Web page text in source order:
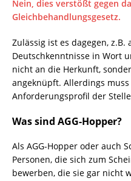
Nein, dies verstößt gegen
Gleichbehandlungsgesetz.
Zulässig ist es dagegen, z.B.
Deutschkenntnisse in Wort
nicht an die Herkunft,
angeknüpft. Allerdings
Anforderungsprofil der
Was sind AGG-Hopper?
Als AGG-Hopper oder auch
Personen, die sich zum
bewerben, die sie gar nicht